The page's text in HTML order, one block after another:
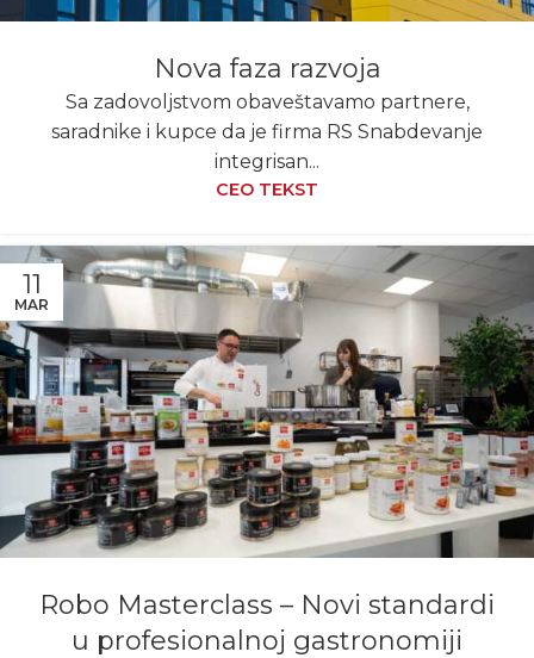
Nova faza razvoja
Sa zadovoljstvom obaveštavamo partnere,
saradnike i kupce da je firma RS Snabdevanje
integrisan...
CEO TEKST
11
MAR
Robo Masterclass – Novi standardi
u profesionalnoj gastronomiji